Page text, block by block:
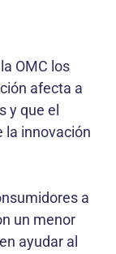
OMC los
afecta a
y que el
la innovación
a
un menor
ayudar al